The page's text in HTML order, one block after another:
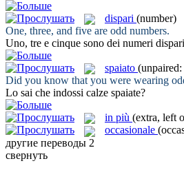
dispari (number)
One, three, and five are odd numbers.
Uno, tre e cinque sono dei numeri dispari
spaiato
Did you know that you were wearing
Lo sai che indossi calze spaiate?
in più (extra, left
occasionale
другие переводы 2
свернуть